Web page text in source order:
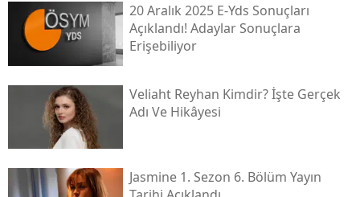
20 Aralık 2025 E-Yds Sonuçları
Açıklandı! Adaylar Sonuçlara
Erişebiliyor
Veliaht Reyhan Kimdir? İşte Gerçek
Adı Ve Hikâyesi
Jasmine 1. Sezon 6. Bölüm Yayın